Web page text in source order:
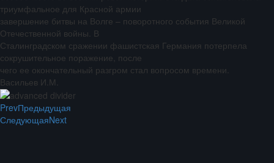
триумфальное для Красной армии
завершение битвы на Волге – поворотного события Великой
Отечественной войны. В
Сталинградском сражении фашистская Германия потерпела
сокрушительное поражение, после
чего ее окончательный разгром стал вопросом времени.
Васильев И.М.
PrevПредыдущая
СледующаяNext